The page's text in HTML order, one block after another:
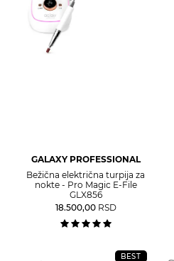
GALAXY PROFESSIONAL
Bežična električna turpija za
nokte - Pro Magic E-File
GLX856
18.500,00 RSD
BEST